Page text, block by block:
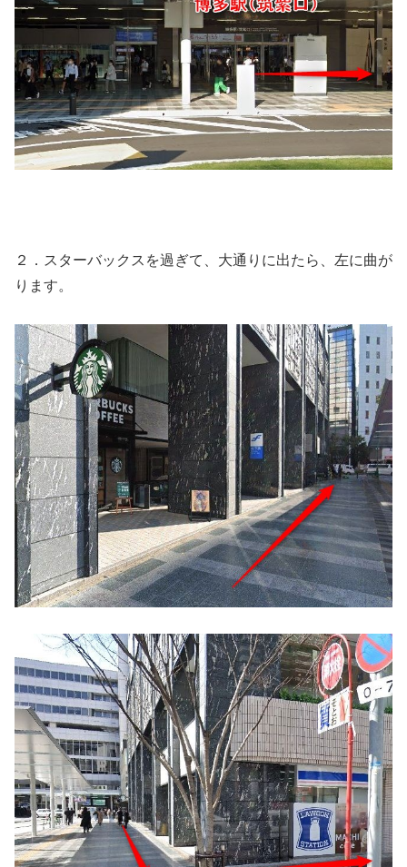
２．スターバックスを過ぎて、大通りに出たら、左に曲が
ります。